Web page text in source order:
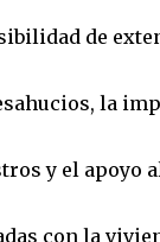
de
la
y el apoyo
con la